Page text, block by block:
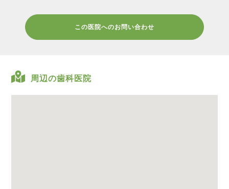
この医院へのお問い合わせ
周辺の歯科医院